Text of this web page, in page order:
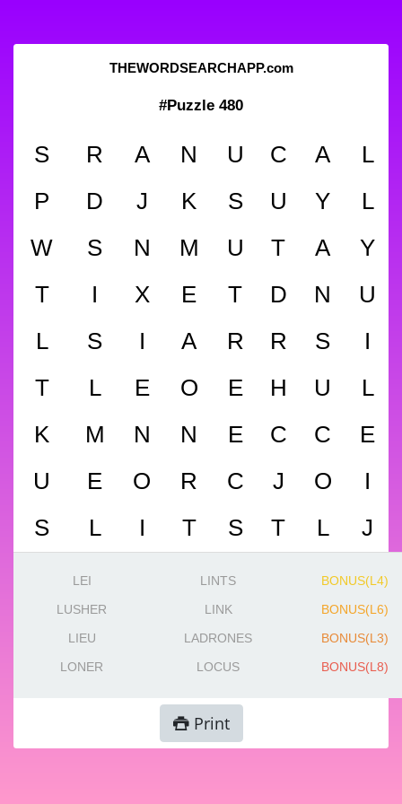
THEWORDSEARCHAPP.com
#Puzzle 480
S R A N U C A
L
P
D J K S U Y
L
W
S N M U T A
Y
T
I X E T D N
U
L
S I A R R S
I
T
L E O E H U
L
K
M N N E C C
E
U
E O R C J O
I
S
L I T S T L J
LEI
LUSHER
LIEU
LONER
LINTS
LINK
LADRONES
LOCUS
BONUS(L4)
BONUS(L6)
BONUS(L3)
BONUS(L8)
Print